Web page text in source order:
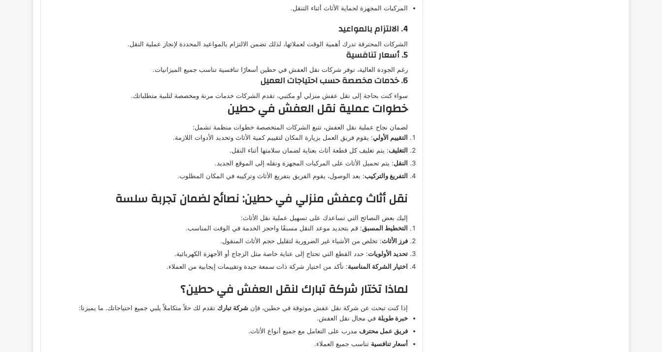
المركبات المجهزة لحماية الأثاث أثناء التنقل.
4. الالتزام بالمواعيد
الشركات المحترفة تدرك أهمية الوقت لعملائها، لذلك تضمن الالتزام بالمواعيد المحددة لإنجاز عملية النقل.
5. أسعار تنافسية
رغم الجودة العالية، توفر شركات نقل العفش في حطين أسعارًا تنافسية تناسب جميع الميزانيات.
6. خدمات مخصصة حسب احتياجات العميل
سواء كنت بحاجة إلى نقل عفش منزلي أو مكتبي، تقدم الشركات خدمات مرنة ومخصصة لتلبية متطلباتك.
خطوات عملية نقل العفش في حطين
لضمان نجاح عملية نقل العفش، تتبع الشركات المتخصصة خطوات منظمة تشمل:
التقييم الأولي: يقوم فريق العمل بزيارة المكان لتقييم كمية الأثاث وتحديد الأدوات اللازمة.
التغليف: يتم تغليف كل قطعة أثاث بعناية لضمان سلامتها أثناء النقل.
النقل: يتم تحميل الأثاث على المركبات المجهزة ونقله إلى الموقع الجديد.
التفريغ والتركيب: بعد الوصول، يقوم الفريق بتفريغ الأثاث وتركيبه في المكان المطلوب.
نقل أثاث وعفش منزلي في حطين: نصائح لضمان تجربة سلسة
إليك بعض النصائح التي تساعدك على تسهيل عملية نقل الأثاث:
التخطيط المسبق: قم بتحديد موعد النقل مسبقًا واحجز الخدمة في الوقت المناسب.
فرز الأثاث: تخلص من الأشياء غير الضرورية لتقليل حجم الأثاث المنقول.
تحديد الأولويات: حدد القطع التي تحتاج إلى عناية خاصة مثل الزجاج أو الأجهزة الكهربائية.
اختيار الشركة المناسبة: تأكد من اختيار شركة ذات سمعة جيدة وتقييمات إيجابية من العملاء.
لماذا تختار شركة تبارك لنقل العفش في حطين؟
إذا كنت تبحث عن شركة نقل عفش موثوقة في حطين، فإنشركة تبارك تقدم لك حلاً متكاملاً يلبي جميع احتياجاتك. ما يميزنا:
خبرة طويلة في مجال نقل العفش.
فريق عمل محترف مدرب على التعامل مع جميع أنواع الأثاث.
أسعار تنافسية تناسب جميع العملاء.